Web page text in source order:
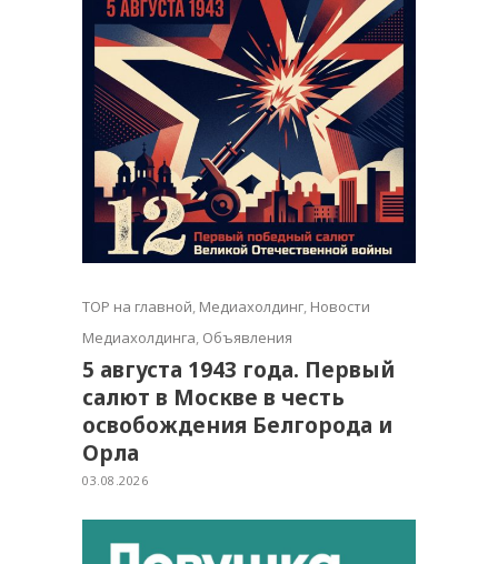
TOP на главной Медиахолдинг Новости
Медиахолдинга Объявления
5 августа 1943 года. Первый
салют в Москве в честь
освобождения Белгорода и
Орла
03.08.2026